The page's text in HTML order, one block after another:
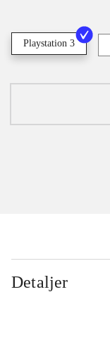
Playstation 3
Detaljer